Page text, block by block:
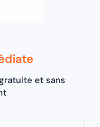
et sans